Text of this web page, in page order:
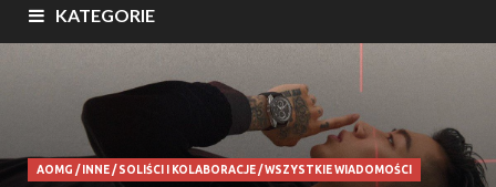
KATEGORIE
AOMG / INNE/SOLIŚCI I KOLABORACJE/WSZYSTKIE WIADOMOŚCI